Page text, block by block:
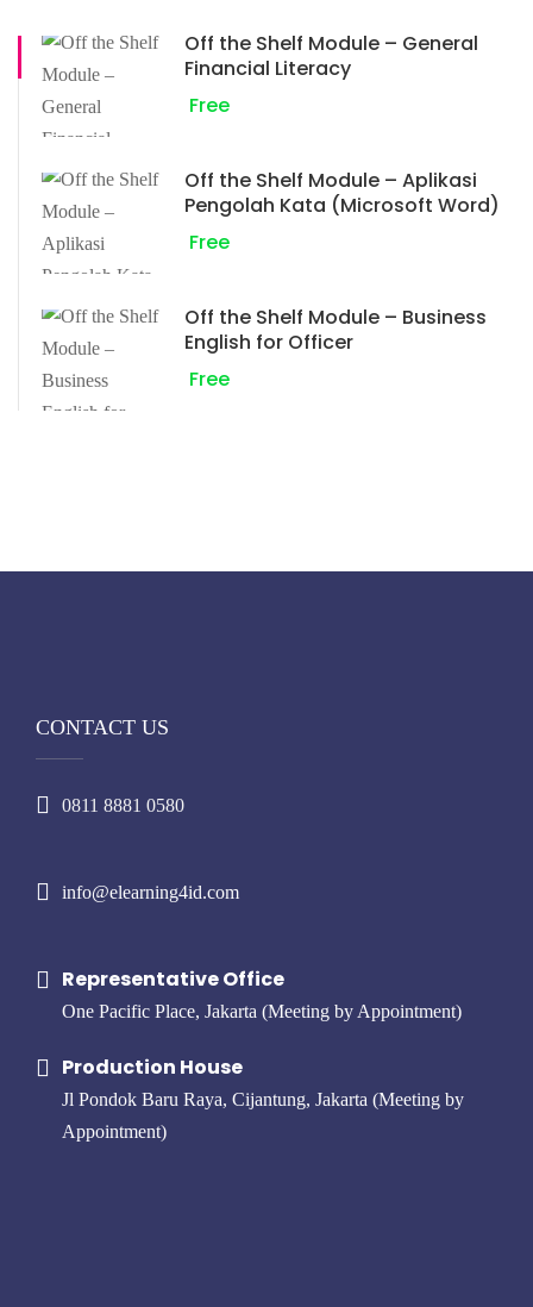
Off the Shelf Module – General
Financial Literacy
Free
Off the Shelf Module – Aplikasi
Pengolah Kata (Microsoft Word)
Free
Off the Shelf Module – Business
English for Officer
Free
CONTACT US
0811 8881 0580
info@elearning4id.com
Representative Office
One Pacific Place, Jakarta (Meeting by Appointment)
Production House
Jl Pondok Baru Raya, Cijantung, Jakarta (Meeting by
Appointment)